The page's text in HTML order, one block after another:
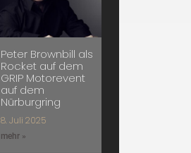
Peter Brownbill als
Rocket auf dem
GRIP Motorevent
auf dem
Nürburgring
8. Juli 2025
mehr »